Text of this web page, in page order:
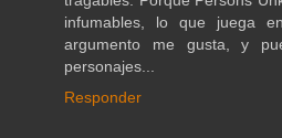
infumables, lo que juega
argumento me gusta, y
personajes...
Responder